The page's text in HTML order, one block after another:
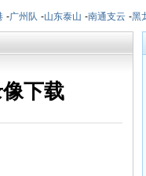
-广州队 -山东泰山 -南通支云 -黑
下载